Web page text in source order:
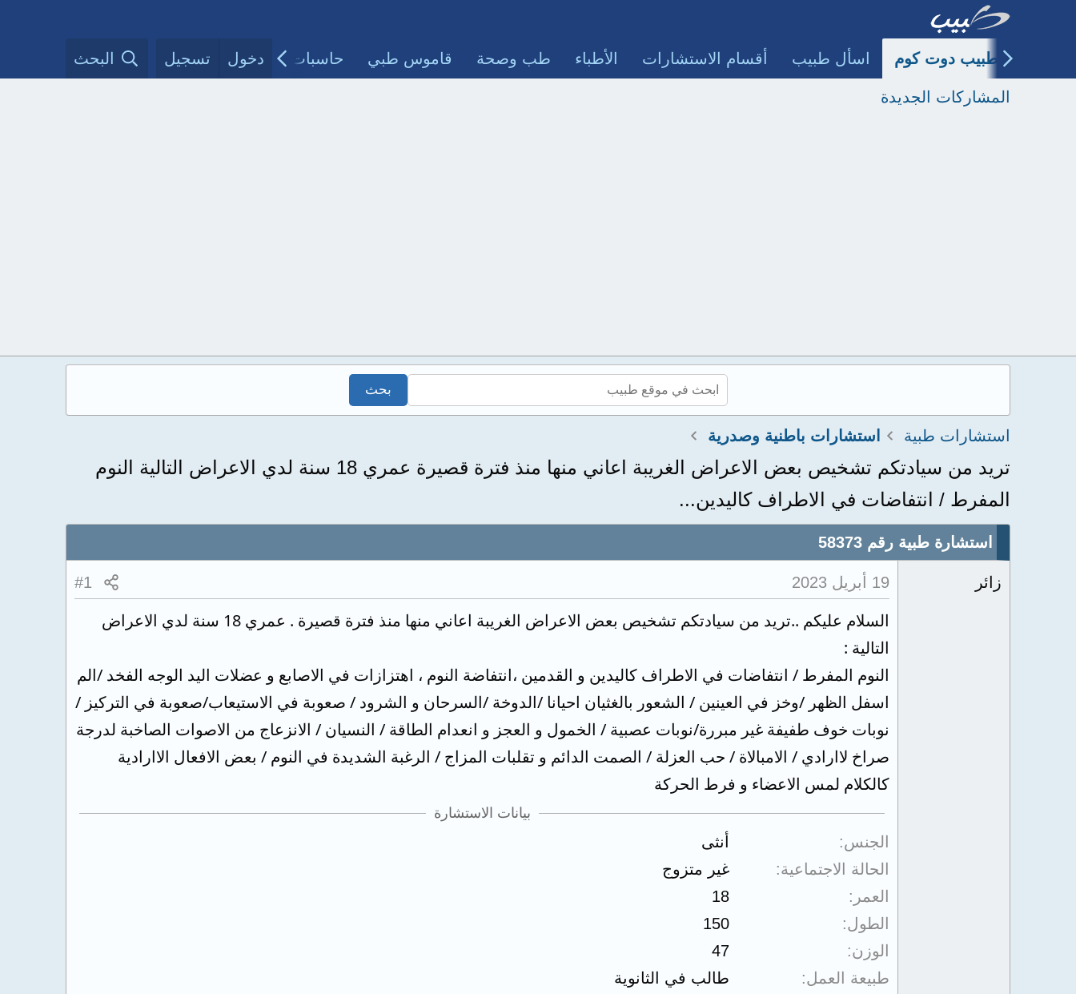
طبيب دوت كوم اسأل طبيب أقسام الاستشارات الأطباء طب وصحة قاموس طبي حاسبات طبية مقالات الأطباءدخول تسجيل البحث
المشاركات الجديدة
استشارات طبية استشارات باطنية وصدرية
تريد من سيادتكم تشخيص بعض الاعراض الغريبة اعاني منها منذ فترة قصيرة عمري 18 سنة لدي الاعراض التالية النوم
المفرط / انتفاضات في الاطراف كاليدين...
استشارة طبية رقم 58373
زائر 19 أبريل 2023 #1
السلام عليكم ..تريد من سيادتكم تشخيص بعض الاعراض الغريبة اعاني منها منذ فترة قصيرة . عمري 18 سنة لدي الاعراض
التالية :
النوم المفرط / انتفاضات في الاطراف كاليدين و القدمين ،انتفاضة النوم ، اهتزازات في الاصابع و عضلات اليد الوجه الفخد /الم
اسفل الظهر /وخز في العينين / الشعور بالغثيان احيانا /الدوخة /السرحان و الشرود / صعوبة في الاستيعاب/صعوبة في التركيز /
نوبات خوف طفيفة غير مبررة/نوبات عصبية / الخمول و العجز و انعدام الطاقة / النسيان / الانزعاج من الاصوات الصاخبة لدرجة
صراخ لاارادي / الامبالاة / حب العزلة / الصمت الدائم و تقلبات المزاج / الرغبة الشديدة في النوم / بعض الافعال الاارادية
كالكلام لمس الاعضاء و فرط الحركة
بيانات الاستشارة
الجنس
أنثى
الحالة الاجتماعية
غير متزوج
العمر
18
الطول
150
الوزن
47
طبيعة العمل
طالب في الثانوية